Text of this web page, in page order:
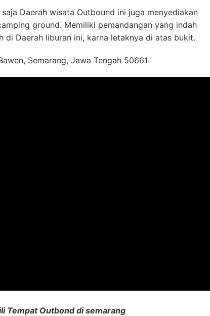
Daerah wisata Outbound ini juga menyediakan
ground. Memiliki pemandangan yang indah
di Daerah liburan ini, karna letaknya di atas bukit.
Semarang, Jawa Tengah 50661
Tempat Outbond di semarang